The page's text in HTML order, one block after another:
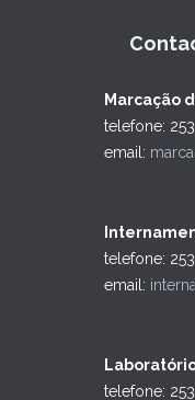
Marcação
telefone:
email:
telefone:
email:
telefone: